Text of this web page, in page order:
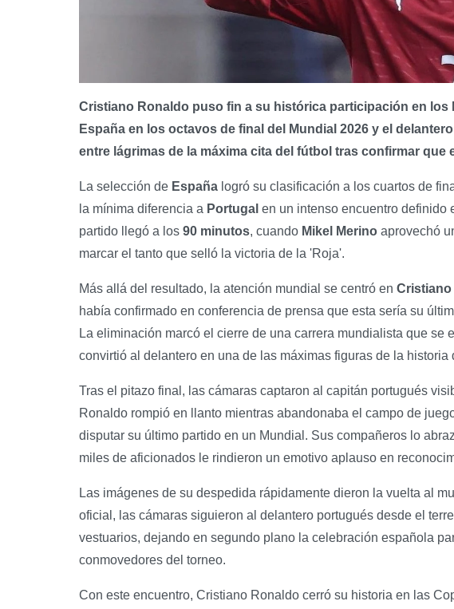
Cristiano Ronaldo puso fin a su histórica participación en los
España en los octavos de final del Mundial 2026 y el
entre lágrimas de la máxima cita del fútbol tras confirmar que
La selección de España logró su clasificación a los cuartos de
la mínima diferencia a Portugal en un intenso encuentro definido
partido llegó a los 90 minutos, cuando Mikel Merino aprovechó
marcar el tanto que selló la victoria de la 'Roja'.
Más allá del resultado, la atención mundial se centró en
había confirmado en conferencia de prensa que esta sería su
La eliminación marcó el cierre de una carrera mundialista que se
convirtió al delantero en una de las máximas figuras de la historia
Tras el pitazo final, las cámaras captaron al capitán portugués
Ronaldo rompió en llanto mientras abandonaba el campo de
disputar su último partido en un Mundial. Sus compañeros lo
miles de aficionados le rindieron un emotivo aplauso en
Las imágenes de su despedida rápidamente dieron la vuelta al
oficial, las cámaras siguieron al delantero portugués desde el
vestuarios, dejando en segundo plano la celebración española
conmovedores del torneo.
Con este encuentro, Cristiano Ronaldo cerró su historia en las